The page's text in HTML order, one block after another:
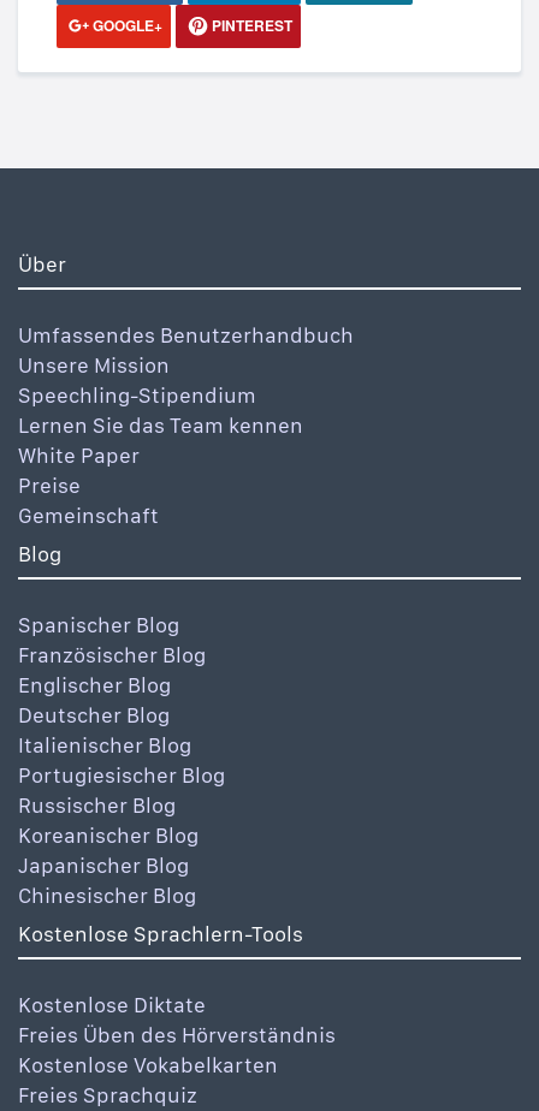
GOOGLE+
PINTEREST
Über
Umfassendes Benutzerhandbuch
Unsere Mission
Speechling-Stipendium
Lernen Sie das Team kennen
White Paper
Preise
Gemeinschaft
Blog
Spanischer Blog
Französischer Blog
Englischer Blog
Deutscher Blog
Italienischer Blog
Portugiesischer Blog
Russischer Blog
Koreanischer Blog
Japanischer Blog
Chinesischer Blog
Kostenlose Sprachlern-Tools
Kostenlose Diktate
Freies Üben des Hörverständnis
Kostenlose Vokabelkarten
Freies Sprachquiz